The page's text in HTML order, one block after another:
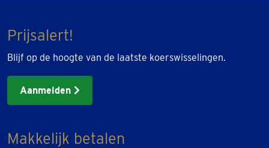
Prijsalert!
Blijf op de hoogte van de laatste koerswisselingen.
Aanmelden
Makkelijk betalen